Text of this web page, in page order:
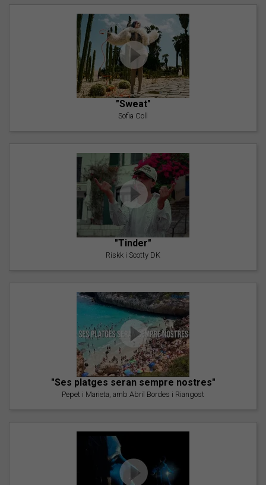
"Sweat"
Sofia Coll
"Tinder"
Riskk i Scotty DK
"Ses platges seran sempre nostres"
Pepet i Marieta, amb Abril Bordes i Riangost